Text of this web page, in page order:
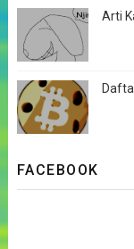
Arti
FACEBOOK